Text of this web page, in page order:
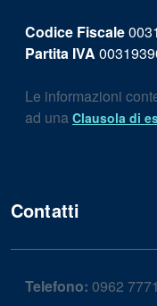
Codice Fiscale
Partita IVA
Le informazioni
ad una Clausola di
Contatti
Telefono: 0962